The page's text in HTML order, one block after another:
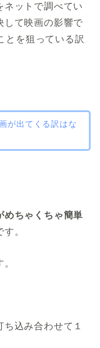
ネットで調べてい
して映画の影響で
とを狙っている訳
が出てくる訳はな
めちゃくちゃ簡単
。
込み合わせて１